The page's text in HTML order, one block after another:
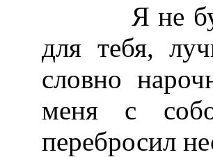
Я не буду
для тебя,
словно
меня с
перебросил